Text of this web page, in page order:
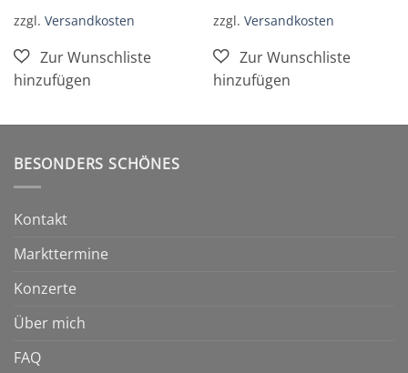
zzgl. Versandkosten
Produkt
mehrere
Varianten
zzgl. Versandkosten
BESONDERS SCHÖNES
Kontakt
Markttermine
Konzerte
Über mich
FAQ